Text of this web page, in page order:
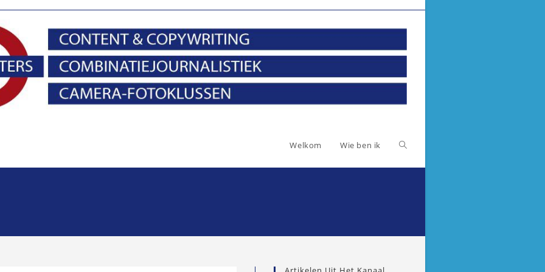
Welkom Wie ben ik Toggle
zoeken